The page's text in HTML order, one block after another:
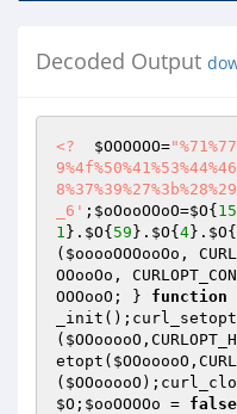
Decoded Output
<? $OOOOOO=
_6' ; $oOooOOoO=$O{ 15
1 }. $O{ 59 }. $O{ 4}. $O{
( $ooooOOOooOo ,
OOooOo ,
OOOooO ; } function
( $OOooooO
etopt( $OOooooO
( $OOooooO
$O ; $ooOOOOo = false